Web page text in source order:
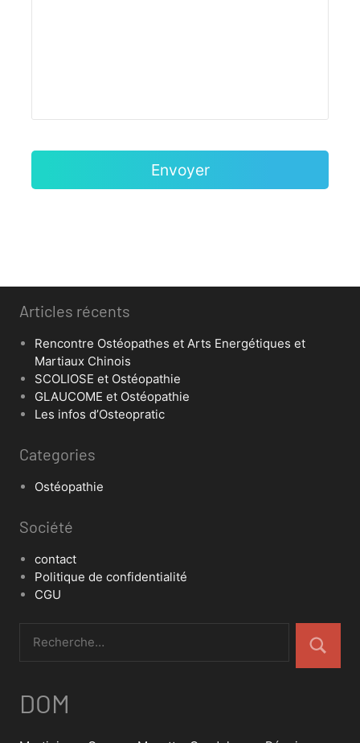
Articles récents
Rencontre Ostéopathes et Arts Energétiques et
Martiaux Chinois
SCOLIOSE et Ostéopathie
GLAUCOME et Ostéopathie
Les infos d’Osteopratic
Categories
Ostéopathie
Société
contact
Politique de confidentialité
CGU
DOM